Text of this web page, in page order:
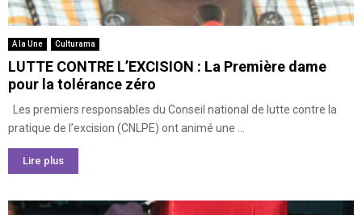
A la Une Culturama
LUTTE CONTRE L’EXCISION : La Première dame
pour la tolérance zéro
Les premiers responsables du Conseil national de lutte contre la
pratique de l’excision (CNLPE) ont animé une ...
Lire plus